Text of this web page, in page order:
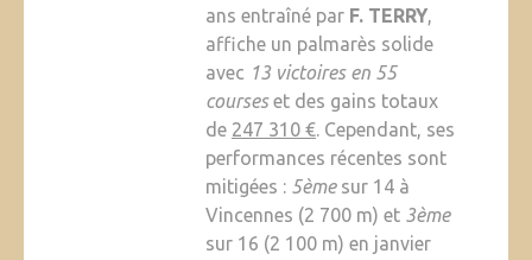
ans entraîné par F. TERRY,
affiche un palmarès solide
avec 13 victoires en 55
courseset des gains totaux
de 247 310 €. Cependant, ses
performances récentes sont
mitigées : 5èmesur 14 à
Vincennes (2 700 m) et 3ème
sur 16 (2 100 m) en janvier